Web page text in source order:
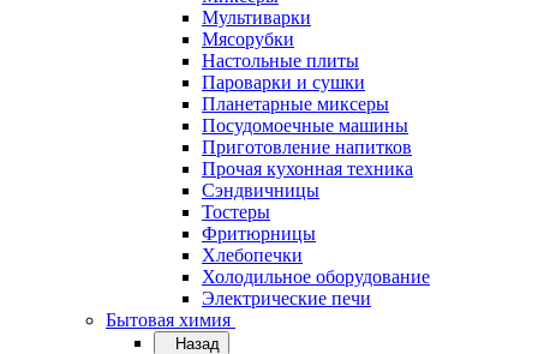
Мультиварки
Мясорубки
Настольные плиты
Пароварки и сушки
Планетарные миксеры
Посудомоечные машины
Приготовление напитков
Прочая кухонная техника
Сэндвичницы
Тостеры
Фритюрницы
Хлебопечки
Холодильное оборудование
Электрические печи
Бытовая химия
Назад